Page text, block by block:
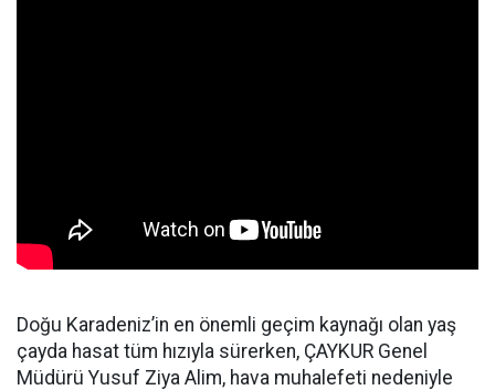
Doğu Karadeniz’in en önemli geçim kaynağı olan yaş
çayda hasat tüm hızıyla sürerken, ÇAYKUR Genel
Müdürü Yusuf Ziya Alim, hava muhalefeti nedeniyle